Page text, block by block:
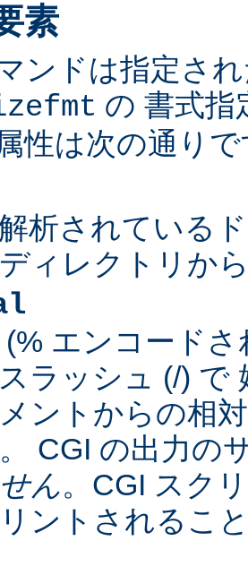
素
ンドは指定さ
の 書式指
性は次の通り
析されている
ィレクトリか
エンコード
ラッシュ (/) で
ントからの相
CGI の出力の
ん。CGI スク
ントされるこ